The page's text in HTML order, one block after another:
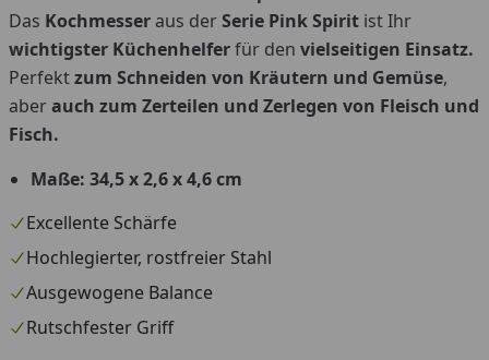
Das Kochmesseraus derSerie Pink Spirit ist Ihr
wichtigster Küchenhelferfür den vielseitigen Einsatz.
Perfektzum Schneiden von Kräutern und Gemüse,
aberauch zum Zerteilen und Zerlegen von Fleisch und
Fisch.
Maße: 34,5 x 2,6 x 4,6 cm
Excellente Schärfe
Hochlegierter, rostfreier Stahl
Ausgewogene Balance
Rutschfester Griff